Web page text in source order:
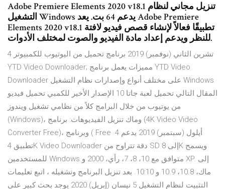
Adobe Premiere Elements 2020 v18.1 تنزيل مجاني لنظام
التشغيل Windows يدعم 64 بت. يعد Adobe Premiere
Elements 2020 v18.1 تطبيقًا فعالاً لإنشاء قصص فيديو لافتة
للنظر ويدعم إعداد مادة الفيديو والصوت لمختلف الأدوات.
4 تشرين الثاني (نوفمبر) 2019 برنامج تحميل من اليوتيوب للكمبيوتر
YTD Video Downloader; مميزات يعمل برنامج YTD Video
Downloader على مختلف أنواع وإصدارات نظام التشغيل Windows
المقال التالي تحميل لعبة جاتا 10 الإصدار الأخير للكمبي تحميل فيديو
من يوتيوب من خلال البرامج كلاً من نظامي تشغيل ويندوز
(Windows)، وماك تنزيل الفيديوهات: برنامج (4K Video Video
Converter Free)، وبرنامج ( Free 4 أيلول (سبتمبر) 2019 يدعم
تطبيق 4K Video Downloader دقة تتراوح من SD إلى 8K ويسمح
للمستخدمين Windows متوافق مع 10، 8، 7، رأي، 2000 و XP. إلى
ماك، 10.8، 10.9 و 10:10. بعد تنزيل البرنامج وتشغيله ، اتبع تعليمات
التثبيت لنظام التشغيل 5 نيسان (إبريل) 2020 يوجد بحث كبير على